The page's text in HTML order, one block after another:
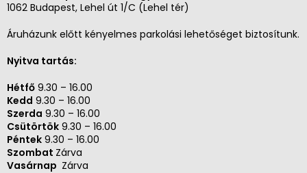
1062 Budapest, Lehel út 1/C (Lehel tér)
Áruházunk előtt kényelmes parkolási lehetőséget biztosítunk.
Nyitva tartás:
Hétfő 9.30 – 16.00
Kedd 9.30 – 16.00
Szerda 9.30 – 16.00
Csütörtök 9.30 – 16.00
Péntek 9.30 – 16.00
Szombat Zárva
Vasárnap Zárva